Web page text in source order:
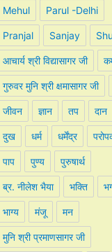
Mehul Parul -Delhi
Pranjal Sanjay
आचार्य श्री विद्यासागर जी
गुरुवर मुनि श्री क्षमासागर जी
जीवन ज्ञान तप दान
दुख धर्म धर्मेंद्र
पाप पुण्य पुरुषार्थ
ब्र. नीलेश भैया भक्ति
भाग्य मंजू मन
मुनि श्री प्रमाणसागर जी